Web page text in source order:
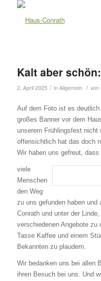
Kalt aber
2. April 2025 / in Allgemein / von
Auf dem Foto ist es
großes Banner vor dem
unserem Frühlingsfest nicht
offensichtlich hat das doch
Wir haben uns gefreut, dass
viele
Menschen
den Weg
zu uns gefunden haben und
Conrath und unter der
verschiedenen Angebote zu
Tasse Kaffee und einem
Bekannten zu plaudern.
Wir bedanken uns bei allen
ihren Besuch bei uns. Und